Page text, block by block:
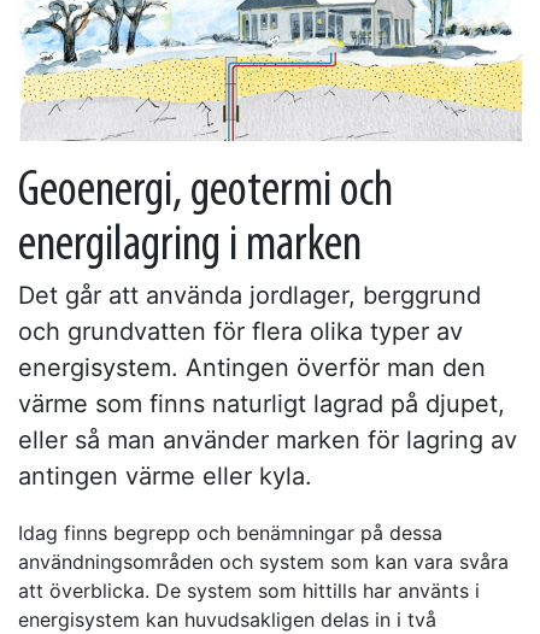
Geoenergi, geotermi och
energilagring i marken
Det går att använda jordlager, berggrund
och grundvatten för flera olika typer av
energisystem. Antingen överför man den
värme som finns naturligt lagrad på djupet,
eller så man använder marken för lagring av
antingen värme eller kyla.
Idag finns begrepp och benämningar på dessa
användningsområden och system som kan vara svåra
att överblicka. De system som hittills har använts i
energisystem kan huvudsakligen delas in i två